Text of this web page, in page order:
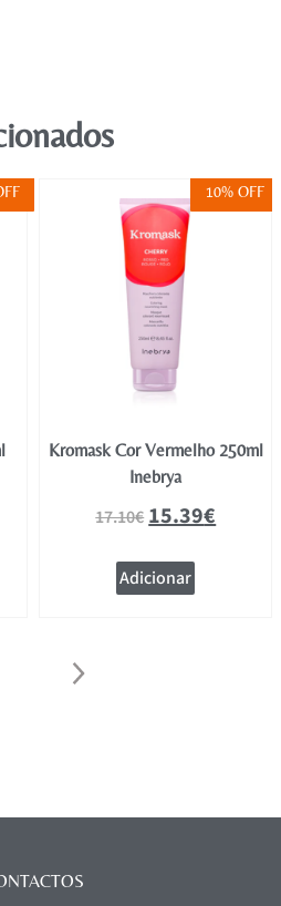
10% OFF
Kromask Cor Vermelho 250ml
Inebrya
17.10€15.39€
Adicionar